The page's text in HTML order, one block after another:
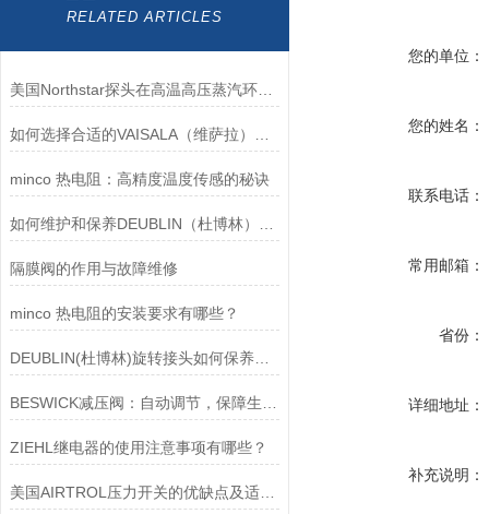
RELATED ARTICLES
美国Northstar探头在高温高压蒸汽环境下的液位测量可靠性
minco 热电阻：高精度温度传感的秘诀
隔膜阀的作用与故障维修
minco 热电阻的安装要求有哪些？
DEUBLIN(杜博林)旋转接头如何保养？需要注意哪些事项？
ZIEHL继电器的使用注意事项有哪些？
美国AIRTROL压力开关的优缺点及适用范围讲解
您的单位：
您的姓名：
联系电话：
常用邮箱：
省份：
详细地址：
补充说明：